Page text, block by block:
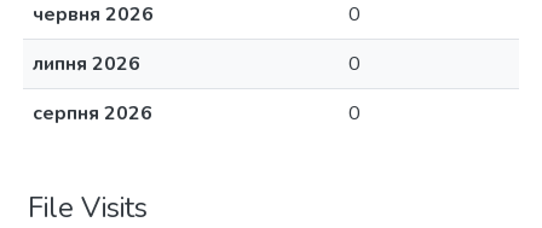
червня 2026
0
липня 2026
0
серпня 2026
0
File Visits